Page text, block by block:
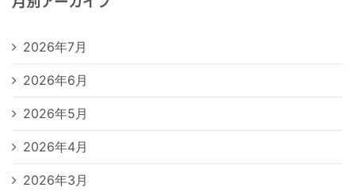
2026年7月
2026年6月
2026年5月
2026年4月
2026年3月